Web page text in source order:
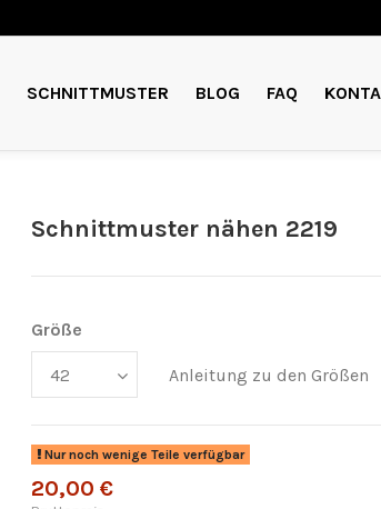
SCHNITTMUSTER BLOG FAQ
Schnittmuster nähen 2219
Größe
Anleitung zu den Größen
Nur noch wenige Teile verfügbar
20,00 €